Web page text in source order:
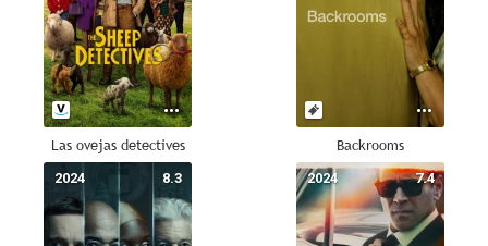
Las ovejas detectives Backrooms
8.3
2024 7.4
2024